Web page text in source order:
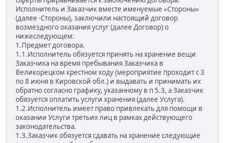
Исполнитель и Заказчик вместе именуемые «Стороны»
(далее -Стороны), заключили настоящий договор
возмездного оказания услуг (далее Договор) о
нижеследующем:
1.Предмет договора.
1.1.Исполнитель обязуется принять на хранение вещи
Заказчика на время пребывания Заказчика в
Великорецком крестном ходу (мероприятие проходит с 3
по 8 июня в Кировской обл.) и выдавать и принимать их
обратно согласно графику, указанному в п 5.3, а Заказчик
обязуется оплатить услуги хранения (далее Услуга).
1.2.Исполнитель имеет право привлекать для помощи в
оказании Услуги третьих лиц в рамках действующего
законодательства.
1.3.Заказчик обязуется сдавать на хранение следующие